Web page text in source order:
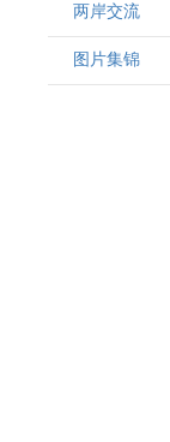
两岸交流
图片集锦